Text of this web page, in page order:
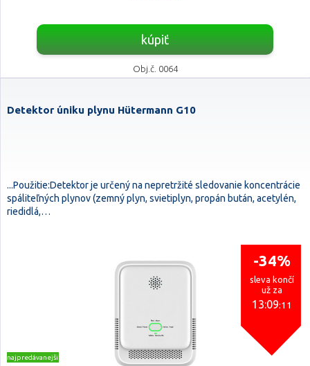
kúpiť
Obj.č. 0064
Detektor úniku plynu Hütermann G10
...Použitie:Detektor je určený na nepretržité sledovanie koncentrácie
spáliteľných plynov (zemný plyn, svietiplyn, propán bután, acetylén,
riedidlá,…
-34%
sleva končí
už za
13:09:10
najpredávanejšie